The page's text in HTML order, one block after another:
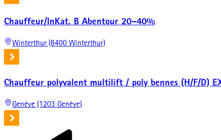
Chauffeur/InKat. B Abentour 20–40%
Winterthur (8400 Winterthur)
Chauffeur polyvalent multilift / poly bennes (H/F/D)
Genève (1203 Genève)